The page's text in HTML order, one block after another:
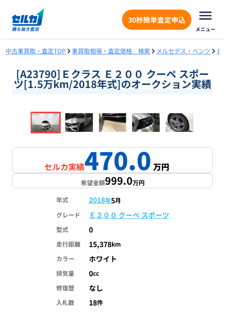
30秒簡単査定申込
メニュー
中古車買取・査定TOP 車買取相場・査定価格 検索 メルセデス・ベンツ Ｅ
[A23790]Ｅクラス Ｅ２００ クーペ スポー
ツ[1.5万km/2018年式]のオークション実績
1/16
セルカ実績470.0万円
希望金額999.0万円
年式 2018年5月
グレード
Ｅ２００ クーペ スポーツ
型式 0
走行距離 15,378km
カラー
ホワイト
排気量 0cc
修復歴
なし
入札数 18件